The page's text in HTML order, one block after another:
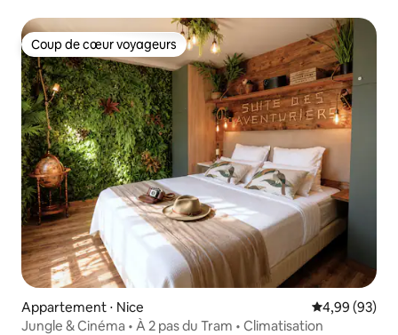
Coup de cœur voyageurs
Coup de cœur voyageurs
Appartement ⋅ Nice Évaluation
4,99 (93)
Jungle & Cinéma • À 2 pas du Tram • Climatisation